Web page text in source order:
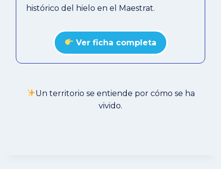
histórico del hielo en el Maestrat.
Ver ficha completa
Un territorio se entiende por cómo se ha
vivido.